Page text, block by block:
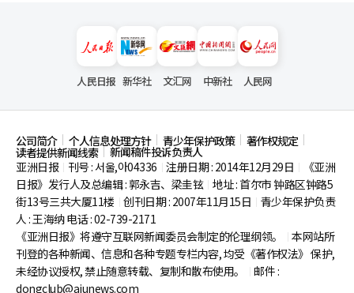
人民日报 新华社 文汇网 中新社 人民网
公司简介 个人信息处理方针 青少年保护政策 著作权规定
读者提供新闻线索
新闻稿件投诉负责人
亚洲日报
刊号 : 서울,아04336 注册日期 : 2014年12月29日
《亚洲
日报》发行人及总编辑 : 郭永吉、梁圭铉 地址 : 首尔市钟路区钟路5
街13号三共大厦11楼 创刊日期 : 2007年11月15日
青少年保护负责
人 : 王海纳 电话 : 02-739-2171
《亚洲日报》将遵守互联网新闻委员会制定的伦理纲领。
本网站所
刊登的各种新闻、信息和各种专题专栏内容, 均受《著作权法》 保护,
未经协议授权, 禁止随意转载、复制和散布使用。
邮件 :
dongclub@ajunews.com